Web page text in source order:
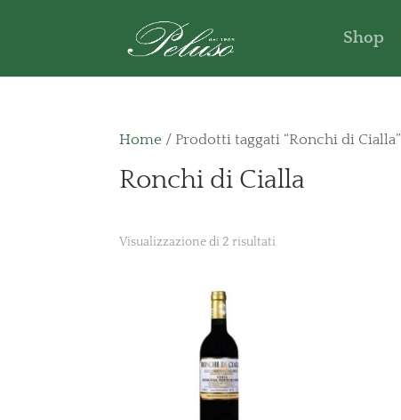
Shop
Home / Prodotti taggati “Ronchi di Cialla”
Ronchi di Cialla
Visualizzazione di 2 risultati